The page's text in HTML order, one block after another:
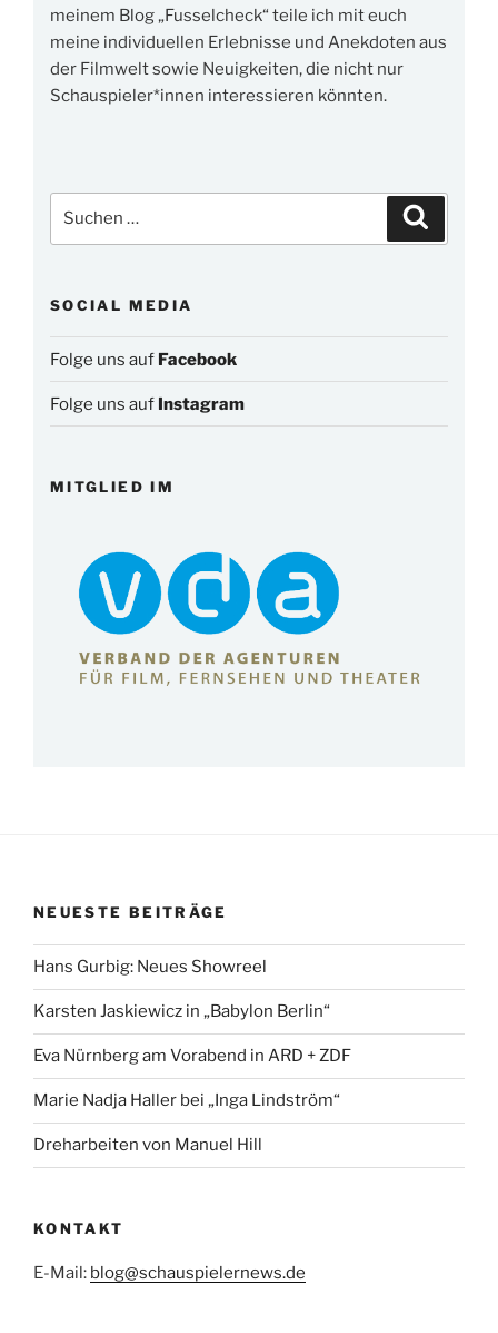
meinem Blog „Fusselcheck“ teile ich mit euch
meine individuellen Erlebnisse und Anekdoten aus
der Filmwelt sowie Neuigkeiten, die nicht nur
Schauspieler*innen interessieren könnten.
nach:
SOCIAL MEDIA
Folge uns auf Facebook
Folge uns auf Instagram
MITGLIED IM
NEUESTE BEITRÄGE
Hans Gurbig: Neues Showreel
Karsten Jaskiewicz in „Babylon Berlin“
Eva Nürnberg am Vorabend in ARD + ZDF
Marie Nadja Haller bei „Inga Lindström“
Dreharbeiten von Manuel Hill
KONTAKT
E-Mail: blog@schauspielernews.de